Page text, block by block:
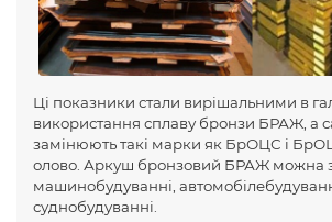
Ці показники стали вирішальними в
використання сплаву бронзи БРАЖ, а
замінюють такі марки як БрОЦС і БрОЦ,
олово. Аркуш бронзовий БРАЖ можна
машинобудуванні,
суднобудуванні.